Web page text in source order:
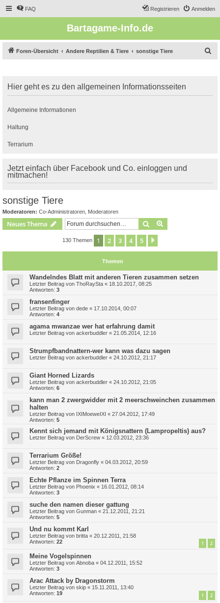
FAQ Anmelden
Registrieren
Bartagame-Info.de
Foren-Übersicht Andere Reptilien & Tiere sonstige Tiere
e
Hier geht es zu den allgemeinen Informationsseiten
Allgemeine Informationen
Haltung
Terrarium
Jetzt einfach über Facebook und Co. einloggen und
mitmachen!
sonstige Tiere
Moderatoren: Co-Administratoren Moderatoren
Neues Thema Suche
130 Themen 1 2 3 4 5
Themen
Wandelndes Blatt mit anderen Tieren zusammen setzen
Letzter Beitrag von ThoRaySta « 18.10.2017, 08:25
Antworten: 3
fransenfinger
Letzter Beitrag von dede « 17.10.2014, 00:07
Antworten: 4
agama mwanzae wer hat erfahrung damit
Letzter Beitrag von ackerbuddler « 21.05.2014, 12:16
Strumpfbandnattern-wer kann was dazu sagen
Letzter Beitrag von ackerbuddler « 24.10.2012, 21:17
Giant Horned Lizards
Letzter Beitrag von ackerbuddler « 24.10.2012, 21:05
Antworten: 6
kann man 2 zwergwidder mit 2 meerschweinchen zusammen
halten
Letzter Beitrag von IXIMoeweIXI « 27.04.2012, 17:49
Antworten: 5
Kennt sich jemand mit Königsnattern (Lampropeltis) aus?
Letzter Beitrag von DerScrew « 12.03.2012, 23:36
Terrarium Größe!
Letzter Beitrag von Dragonfly « 04.03.2012, 20:59
Antworten: 2
Echte Pflanze im Spinnen Terra
Letzter Beitrag von Phoenix « 16.01.2012, 08:14
Antworten: 3
suche den namen dieser gattung
Letzter Beitrag von Gunman « 21.12.2011, 21:21
Antworten: 5
Und nu kommt Karl
Letzter Beitrag von britta « 20.12.2011, 21:58
Antworten: 22 1 2
Meine Vogelspinnen
Letzter Beitrag von Abnoba « 04.12.2011, 15:52
Antworten: 3
Arac Attack by Dragonstorm
Letzter Beitrag von skip « 15.11.2011, 13:40
Antworten: 19 1 2